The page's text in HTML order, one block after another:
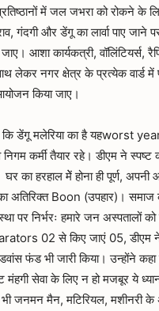
में जल जभरा को रोकने के
गंदगी और डेंगू का लार्वा पाए जाने
आशा कार्यकत्री, वॉलिंटियर्स,
लेकर नगर क्षेत्र के प्रत्येक वार्ड
किया जाए।
कि डेंगू मलेरिया का है यहworst
कर्मी तैयार रहे। डीएम ने स्पष्ट
घर का हरहाल मेें होना ही पूर्ण,
अतिरिक्त Boon (उपहार)। समाज
पर निर्भरः हमारे जन अस्पतालों
02 से किए जाएं 05, डीएम ने
फंड भी जारी किया। उन्होंने कहा
मंहगी सेवा के लिए न हो मजबूर ये
जनमन मैन, मटिरियल, मशीनरी के